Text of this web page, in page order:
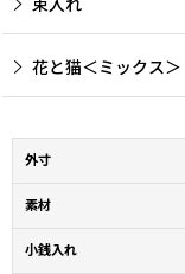
束入れ
花と猫＜ミックス＞
外寸
素材
小銭入れ